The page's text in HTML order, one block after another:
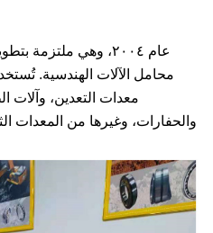
محامل الآلات الهندسية.
معدات التعدين، وآلات
والحفارات، وغيرها من المعدات